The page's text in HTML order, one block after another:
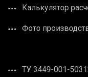
Калькулятор
Фото
ТУ 3449-001-